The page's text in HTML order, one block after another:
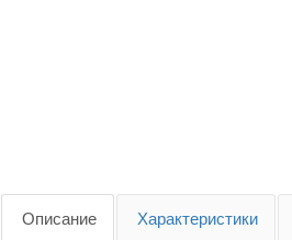
Описание Характеристики